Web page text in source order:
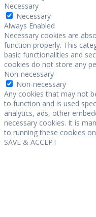
Necessary
Necessary
Always Enabled
Necessary cookies are
function properly. This
basic functionalities and
cookies do not store any
Non-necessary
Non-necessary
Any cookies that may not
to function and is used
analytics, ads, other
necessary cookies. It is
to running these cookies
SAVE & ACCEPT